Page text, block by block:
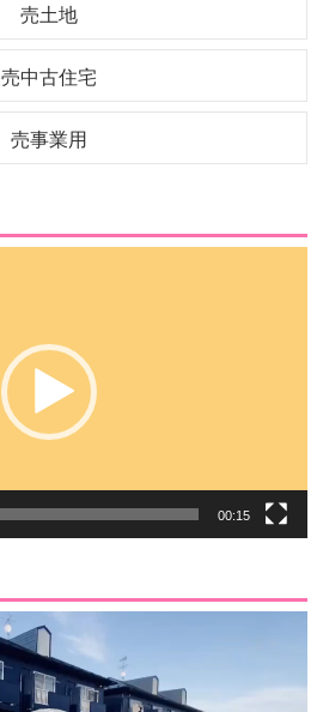
売土地
売中古住宅
売事業用
00:15